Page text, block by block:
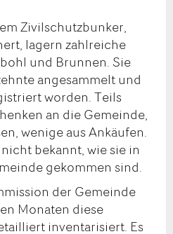
Zivilschutzbunker,
lagern zahlreiche
und Brunnen. Sie
angesammelt und
worden. Teils
an die Gemeinde,
wenige aus Ankäufen.
bekannt, wie sie in
gekommen sind.
der Gemeinde
Monaten diese
inventarisiert. Es